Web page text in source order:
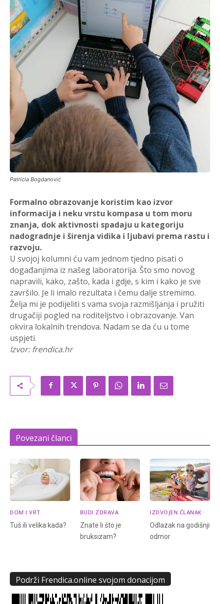
Patricia Bogdanović
Formalno obrazovanje koristim kao izvor
informacija i neku vrstu kompasa u tom moru
znanja, dok aktivnosti spadaju u kategoriju
nadogradnje i širenja vidika i ljubavi prema rastu i
razvoju.
U svojoj kolumni ću vam jednom tjedno pisati o
događanjima iz našeg laboratorija. Što smo novog
napravili, kako, zašto, kada i gdje, s kim i kako je sve
završilo. Je li imalo rezultata i čemu dalje stremimo.
Želja mi je podijeliti s vama svoja razmišljanja i pružiti
drugačiji pogled na roditeljstvo i obrazovanje. Van
okvira lokalnih trendova. Nadam se da ću u tome
uspjeti.
Izvor: frendica.hr
Povezani članci
DOM I VRT
Tuš ili velika kada?
BUDI ZDRAVA
Znate li što je
bruksizam?
IZDVOJEN ČLANAK
Odlazak na godišnji
odmor
Podrži Frendica.online svojom donacijom